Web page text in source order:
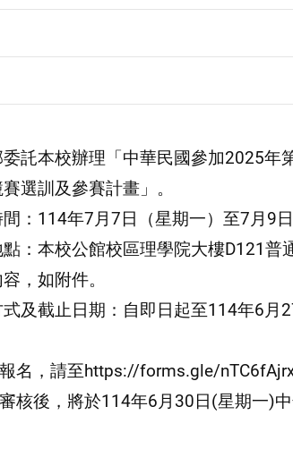
託本校辦理「中華民國參加2025
選訓及參賽計畫」。
：114年7月7日（星期一）至7月9日
：本校公館校區理學院大樓D121普
，如附件。
及截止日期：自即日起至114年6
名，請至https://forms.gle/
核後，將於114年6月30日(星期一)